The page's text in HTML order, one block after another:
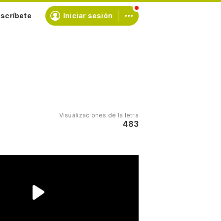
Iniciar sesión
Visualizaciones de la letra
483